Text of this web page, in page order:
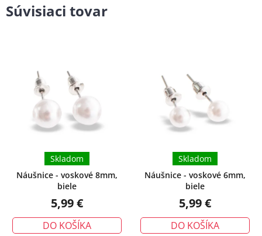
Súvisiaci tovar
Náušnice - voskové 8mm,
biele
Skladom
5,99 €
DO KOŠÍKA
Náušnice - voskové 6mm,
biele
Skladom
5,99 €
DO KOŠÍKA